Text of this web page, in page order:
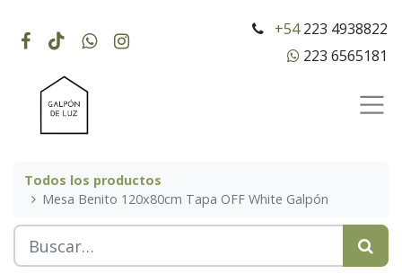
+54223 4938822
223 6565181
Todos los productos
Mesa Benito 120x80cm Tapa OFF White Galpón